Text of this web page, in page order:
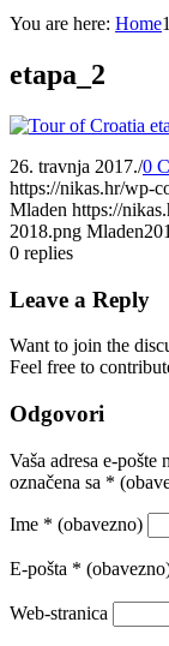
You are here: Home1
etapa_2
26. travnja 2017./0
https://nikas.hr/wp-
Mladen https://
2018.png Mladen
0 replies
Leave a Reply
Want to join the
Feel free to
Odgovori
Vaša adresa e-pošte
označena sa *
Ime * (obavezno)
E-pošta *
Web-stranica